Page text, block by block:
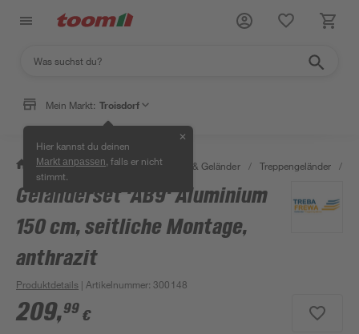
Mein Markt: Troisdorf
Hier kannst du deinen
Markt anpassen , falls er nicht
stimmt.
✕
/ Bauen & Renovieren / Treppen & Geländer / Treppengeländer /
Geländerset 'AB9' Aluminium
150 cm, seitliche Montage,
anthrazit
Produktdetails | Artikelnummer:300148
209,99 €